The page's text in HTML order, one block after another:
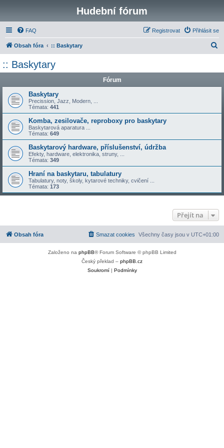
Hudební fórum
FAQ Přihlásit se
Registrovat
Obsah fóra :: Baskytary
:: Baskytary
Fórum
Baskytary
Precission, Jazz, Modern, ...
Témata: 441
Komba, zesilovače, reproboxy pro baskytary
Baskytarová aparatura ...
Témata: 649
Baskytarový hardware, příslušenství, údržba
Efekty, hardware, elektronika, struny, ...
Témata: 349
Hraní na baskytaru, tabulatury
Tabulatury, noty, školy, kytarové techniky, cvičení ...
Témata: 173
Přejít na
Obsah fóra Všechny časy jsou v UTC+01:00
Smazat cookies
Založeno na phpBB® Forum Software © phpBB Limited
Český překlad – phpBB.cz
Soukromí| Podmínky